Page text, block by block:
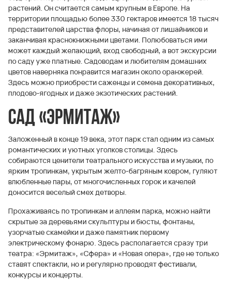
растений. Он считается самым крупным в Европе. На
территории площадью более 330 гектаров имеется 18 тысяч
представителей царства флоры, начиная от лишайников и
заканчивая краснокнижными цветами. Полюбоваться ими
может каждый желающий, вход свободный, а вот экскурсии
по саду уже платные. Садоводам и любителям домашних
цветов наверняка понравится магазин около оранжерей.
Здесь можно приобрести саженцы и семена декоративных,
плодово-ягодных и даже экзотических растений.
Сад «Эрмитаж»
Заложенный в конце 19 века, этот парк стал одним из самых
романтических и уютных уголков столицы. Здесь
собираются ценители театрального искусства и музыки, по
ярким тропинкам, укрытым желто-багряным ковром, гуляют
влюбленные пары, от многочисленных горок и качелей
доносится веселый смех детворы.
Прохаживаясь по тропинкам и аллеям парка, можно найти
скрытые за деревьями скульптуры и бюсты, фонтаны,
узорчатые скамейки и даже памятник первому
электрическому фонарю. Здесь располагается сразу три
театра: «Эрмитаж», «Сфера» и «Новая опера», где не только
ставят спектакли, но и регулярно проводят фестивали,
конкурсы и концерты.